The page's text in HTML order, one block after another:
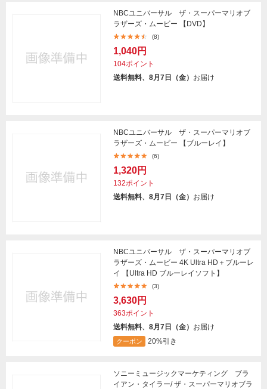
NBCユニバーサル ザ・スーパーマリオブ
ラザーズ・ムービー 【DVD】
(8)
1,040円
104ポイント
送料無料、8月7日（金） お届け
NBCユニバーサル ザ・スーパーマリオブ
ラザーズ・ムービー 【ブルーレイ】
(6)
1,320円
132ポイント
送料無料、8月7日（金） お届け
NBCユニバーサル ザ・スーパーマリオブ
ラザーズ・ムービー 4K Ultra HD＋ブルーレ
イ 【Ultra HD ブルーレイソフト】
(3)
3,630円
363ポイント
送料無料、8月7日（金） お届け
クーポン 20%引き
ソニーミュージックマーケティング ブラ
イアン・タイラー/ ザ・スーパーマリオブラ